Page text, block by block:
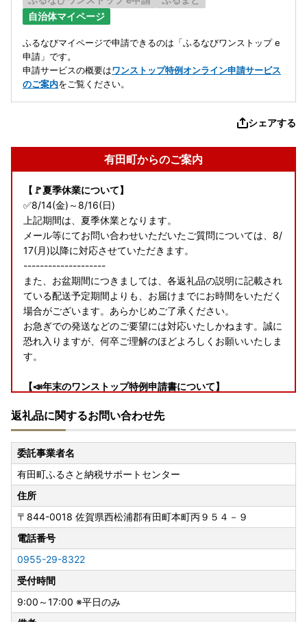
自治体マイページ
ふるなびマイページで申請できるのは「ふるなびワンストップ e
申請」です。
申請サービスの概要はワンストップ特例オンライン申請サービス
のご案内をご覧ください。
シェアする
有田町からのご案内
【🚩夏季休業について】
✅8/14(金)～8/16(日)
上記期間は、夏季休業となります。
メール等にてお問い合わせいただいたご質問については、8/
17(月)以降に対応させていただきます。
--------------------
また、お盆期間につきましては、各返礼品の説明に記載され
ている配送予定期間よりも、お届けまでにお時間をいただく
場合がございます。あらかじめご了承ください。
お急ぎでの発送などのご要望には対応いたしかねます。誠に
恐れ入りますが、何卒ご理解のほどよろしくお願いいたしま
す。
【📣年末のワンストップ特例申請書について】
は、「寄附金税額控除に係る申告特例申請書」（ワンストッ
プ特例申請書）をお送りしています。１２月１９日（金）以
降に寄附された方については、書類のお届けが年明けになる
ことがありますので、お急ぎの方は申請書をダウンロードし
て提出してください。
また、すでに特例申請の手続を完了された方でも、氏名・住
所を変更された場合は「寄附金控除に係る申告特例申請事項
変更届出」（変更届）の提出が必要です。
令和７年分の特例申請書及び変更届の提出期限は、令和８年
１月１０日（必着）です。この日を過ぎると確定申告をして
いただく必要がございますのでご注意ください。
特例申請書の提出先
〒８４９－４１９２
返礼品に関するお問い合わせ先
委託事業者名
有田町ふるさと納税サポートセンター
住所
〒844-0018 佐賀県西松浦郡有田町本町丙９５４－９
電話番号
0955-29-8322
受付時間
9:00～17:00 ※平日のみ